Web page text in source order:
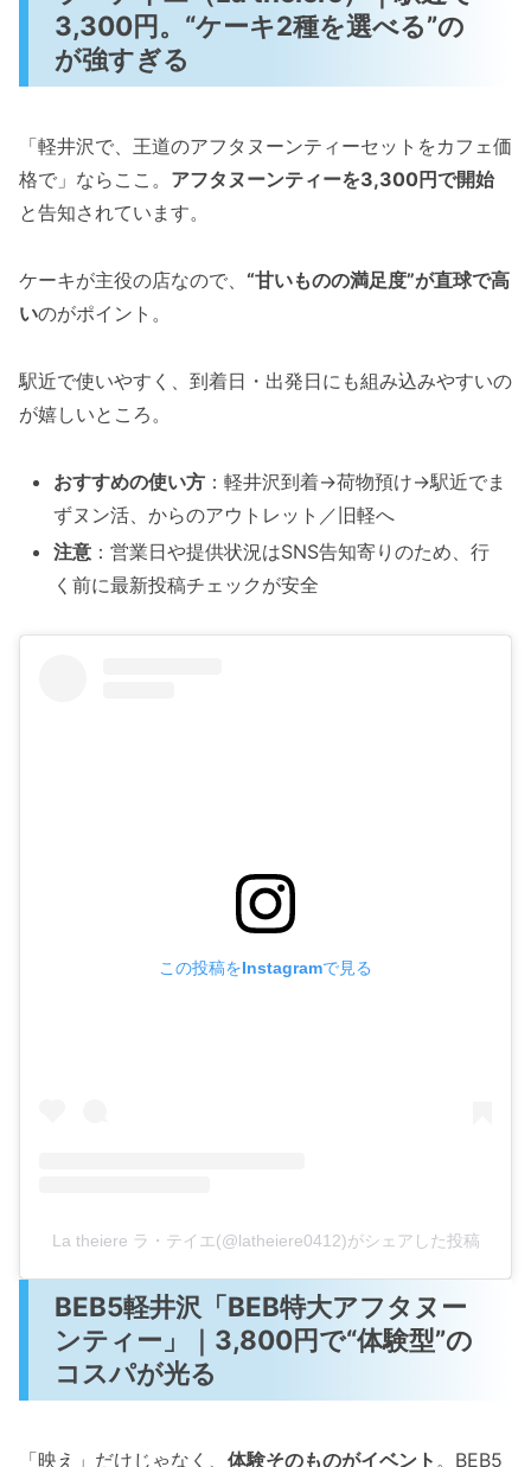
3,300円。“ケーキ2種を選べる”の
が強すぎる
「軽井沢で、王道のアフタヌーンティーセットをカフェ価
格で」ならここ。 アフタヌーンティーを3,300円で開始
と告知されています。
ケーキが主役の店なので、 “甘いものの満足度”が直球で高
いのがポイント。
駅近で使いやすく、到着日・出発日にも組み込みやすいの
が嬉しいところ。
おすすめの使い方 ：軽井沢到着→荷物預け→駅近でま
ずヌン活、からのアウトレット／旧軽へ
注意 ：営業日や提供状況はSNS告知寄りのため、行
く前に最新投稿チェックが安全
この投稿をInstagramで見る
La theiere ラ・テイエ(@latheiere0412)がシェアした投稿
BEB5軽井沢「BEB特大アフタヌー
ンティー」｜3,800円で“体験型”の
コスパが光る
「映え」だけじゃなく、 体験そのものがイベント 。BEB5